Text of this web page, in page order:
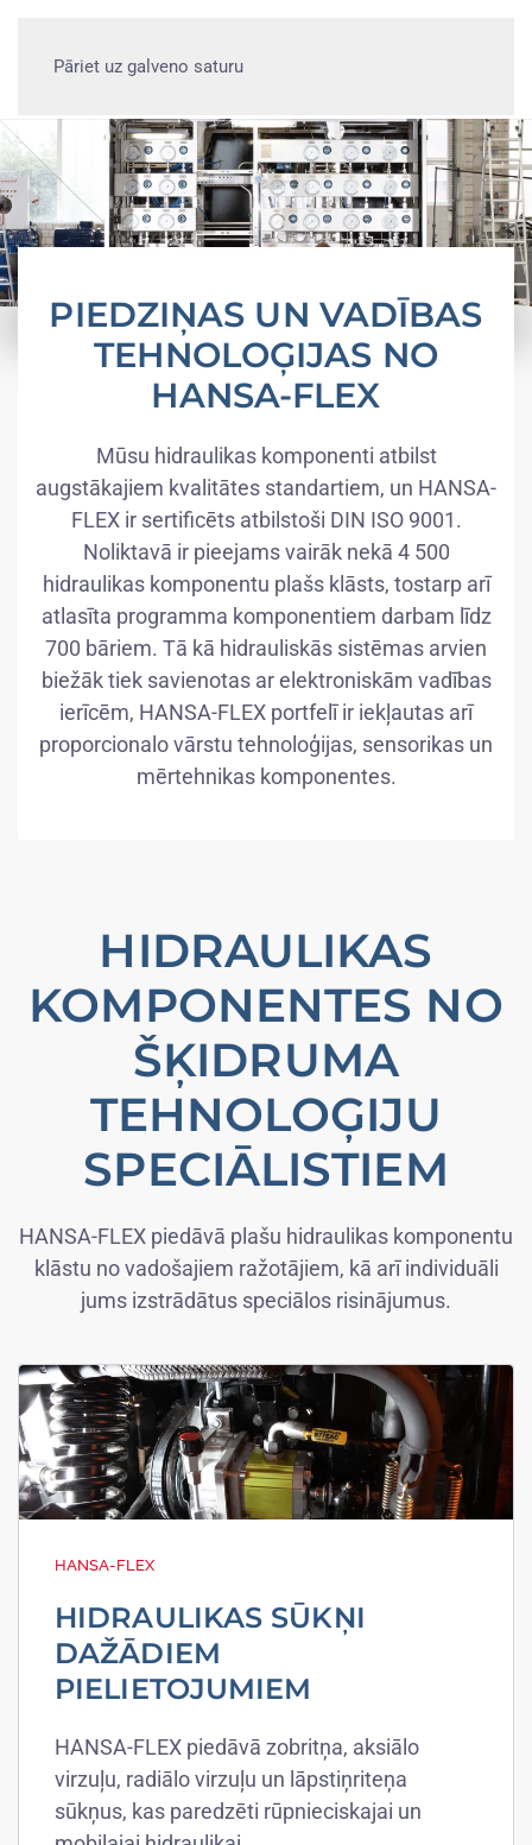
Pāriet uz galveno saturu
PIEDZIŅAS UN VADĪBAS
TEHNOLOĢIJAS NO
HANSA-FLEX
Mūsu hidraulikas komponenti atbilst
augstākajiem kvalitātes standartiem, un HANSA-
FLEX ir sertificēts atbilstoši DIN ISO 9001.
Noliktavā ir pieejams vairāk nekā 4 500
hidraulikas komponentu plašs klāsts, tostarp arī
atlasīta programma komponentiem darbam līdz
700 bāriem. Tā kā hidrauliskās sistēmas arvien
biežāk tiek savienotas ar elektroniskām vadības
ierīcēm, HANSA-FLEX portfelī ir iekļautas arī
proporcionalo vārstu tehnoloģijas, sensorikas un
mērtehnikas komponentes.
HIDRAULIKAS
KOMPONENTES NO
ŠĶIDRUMA
TEHNOLOĢIJU
SPECIĀLISTIEM
HANSA-FLEX piedāvā plašu hidraulikas komponentu
klāstu no vadošajiem ražotājiem, kā arī individuāli
jums izstrādātus speciālos risinājumus.
HANSA-FLEX
HIDRAULIKAS SŪKŅI
DAŽĀDIEM
PIELIETOJUMIEM
HANSA-FLEX piedāvā zobritņa, aksiālo
virzuļu, radiālo virzuļu un lāpstiņriteņa
sūkņus, kas paredzēti rūpnieciskajai un